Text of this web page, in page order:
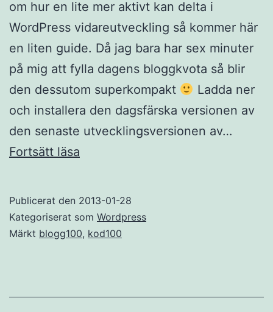
om hur en lite mer aktivt kan delta i
WordPress vidareutveckling så kommer här
en liten guide. Då jag bara har sex minuter
på mig att fylla dagens bloggkvota så blir
den dessutom superkompakt
Ladda ner
och installera den dagsfärska versionen av
den senaste utvecklingsversionen av…
Fortsätt läsa
bidra
till
Publicerat den 2013-01-28
Kategoriserat som Wordpress
Märkt blogg100, kod100